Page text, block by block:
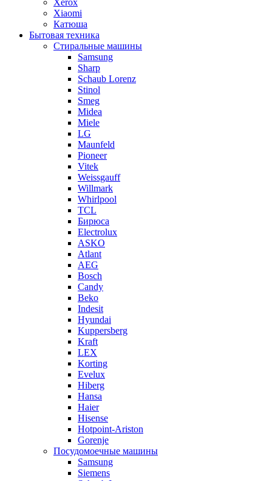
Xerox
Xiaomi
Катюша
Бытовая техника
Стиральные машины
Samsung
Sharp
Schaub Lorenz
Stinol
Smeg
Midea
Miele
LG
Maunfeld
Pioneer
Vitek
Weissgauff
Willmark
Whirlpool
TCL
Бирюса
Electrolux
ASKO
Atlant
AEG
Bosch
Candy
Beko
Indesit
Hyundai
Kuppersberg
Kraft
LEX
Korting
Evelux
Hiberg
Hansa
Haier
Hisense
Hotpoint-Ariston
Gorenje
Посудомоечные машины
Samsung
Siemens